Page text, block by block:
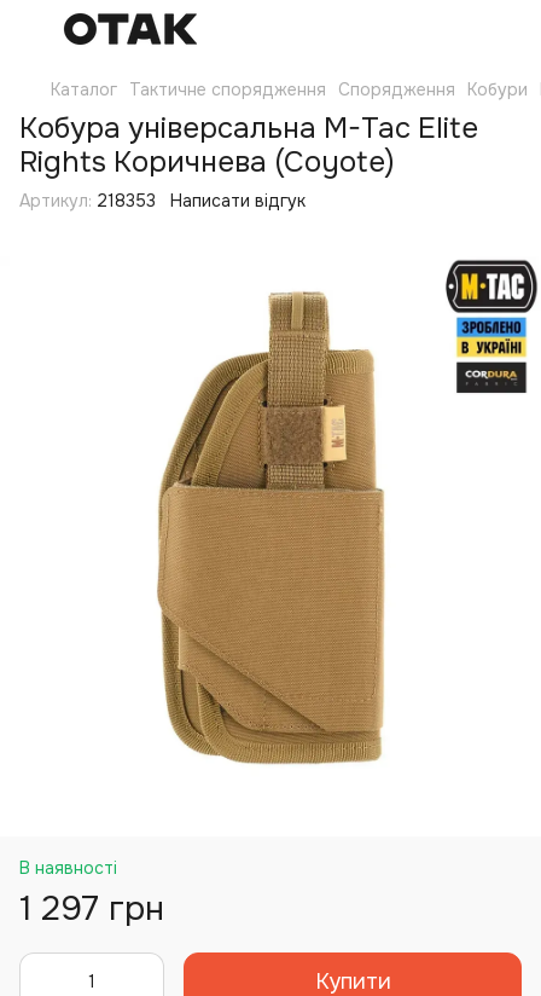
Каталог Тактичне спорядження Спорядження Кобури
Кобура універсальна M-Tac Elite
Rights Коричнева (Coyote)
Артикул: 218353 Написати відгук
В наявності
1 297 грн
Купити